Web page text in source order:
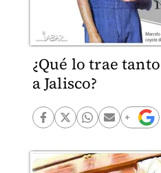
¿Qué lo trae tanto
a Jalisco?